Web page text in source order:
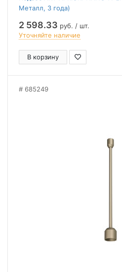
Металл, 3 года)
2 598.33 руб. / шт.
Уточняйте наличие
В корзину
685249